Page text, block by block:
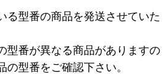
る型番の商品を発送させていた
型番が異なる商品がありますの
型番をご確認下さい。